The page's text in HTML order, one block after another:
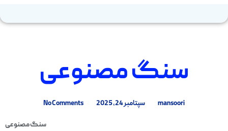
سنگ مصنوعی
mansoori سپتامبر 24, 2025 No Comments
سنگ مصنوعی